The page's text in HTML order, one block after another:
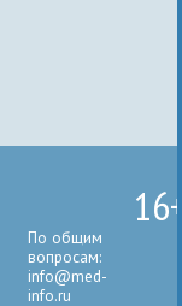
По общим
вопросам:
info@med-
info.ru